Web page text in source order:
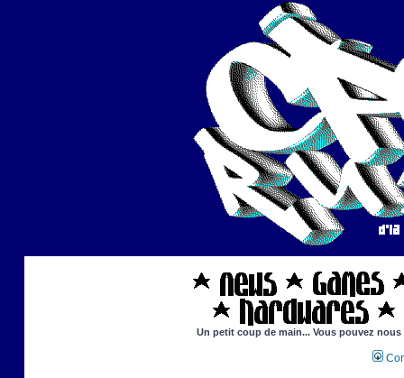
Un petit coup de main... Vous pouvez